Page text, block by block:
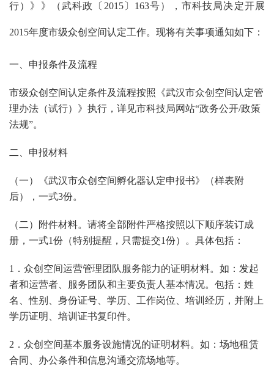
行）》》（武科政〔2015〕163号），市科技局决定开展
2015年度市级众创空间认定工作。现将有关事项通知如下：
一、申报条件及流程
市级众创空间认定条件及流程按照《武汉市众创空间认定管
理办法（试行）》执行，详见市科技局网站“政务公开/政策
法规”。
二、申报材料
（一）《武汉市众创空间孵化器认定申报书》（样表附
后），一式3份。
（二）附件材料。请将全部附件严格按照以下顺序装订成
册，一式1份（特别提醒，只需提交1份）。具体包括：
1．众创空间运营管理团队服务能力的证明材料。如：发起
者和运营者、服务团队和主要负责人基本情况。包括：姓
名、性别、身份证号、学历、工作岗位、培训经历，并附上
学历证明、培训证书复印件。
2．众创空间基本服务设施情况的证明材料。如：场地租赁
合同、办公条件和信息沟通交流场地等。